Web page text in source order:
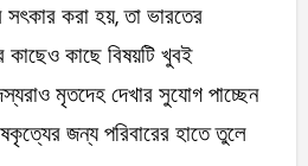
করা হয়, তা ভারতের
কাছেও কাছে বিষয়টি খুবই
মৃতদেহ দেখার সুযোগ পাচ্ছেন
জন্য পরিবারের হাতে তুলে